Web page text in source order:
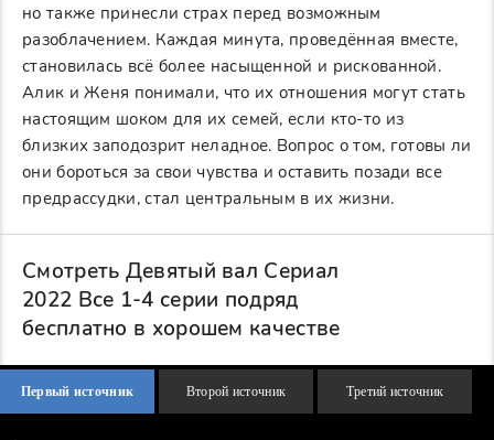
но также принесли страх перед возможным
разоблачением. Каждая минута, проведённая вместе,
становилась всё более насыщенной и рискованной.
Алик и Женя понимали, что их отношения могут стать
настоящим шоком для их семей, если кто-то из
близких заподозрит неладное. Вопрос о том, готовы ли
они бороться за свои чувства и оставить позади все
предрассудки, стал центральным в их жизни.
Смотреть Девятый вал Сериал
2022 Все 1-4 серии подряд
бесплатно в хорошем качестве
Первый источник Второй источник Третий источник